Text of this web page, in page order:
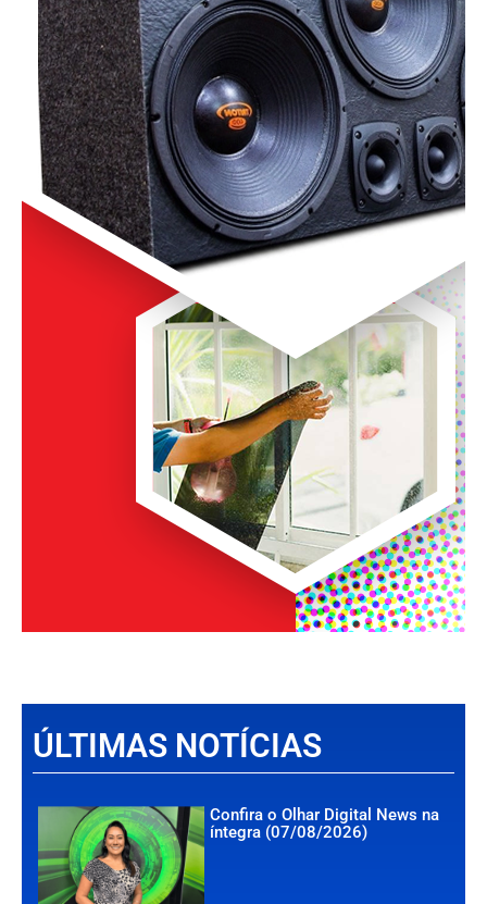
ÚLTIMAS NOTÍCIAS
Confira o Olhar Digital News na
íntegra (07/08/2026)